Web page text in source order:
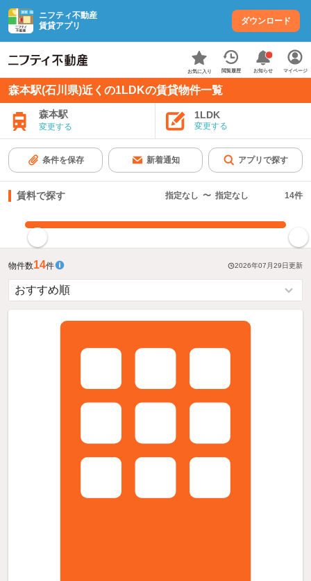
ニフティ不動産
賃貸アプリ
ダウンロード
お気に入り 閲覧履歴 お知らせ マイページ
森本駅(石川県)近くの1LDKの賃貸物件一覧
森本駅
変更する
1LDK
変更する
条件を保存 新着通知 アプリで探す
賃料で探す 指定なし 〜 指定なし 14件
物件数14件 2026年07月29日更新